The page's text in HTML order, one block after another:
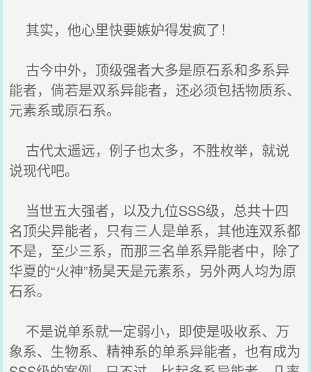
其实，他心里快要嫉妒得发疯了！
古今中外，顶级强者大多是原石系和多系异
能者，倘若是双系异能者，还必须包括物质系、
元素系或原石系。
古代太遥远，例子也太多，不胜枚举，就说
说现代吧。
当世五大强者，以及九位SSS级，总共十四
名顶尖异能者，只有三人是单系，其他连双系都
不是，至少三系，而那三名单系异能者中，除了
华夏的“火神”杨昊天是元素系，另外两人均为原
石系。
不是说单系就一定弱小，即使是吸收系、万
象系、生物系、精神系的单系异能者，也有成为